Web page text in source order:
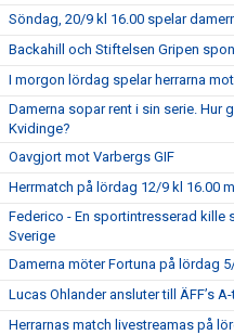
Söndag, 20/9 kl 16.00 spelar
Backahill och Stiftelsen Gripen
I morgon lördag spelar herrarna
Damerna sopar rent i sin serie. Hur
Kvidinge?
Oavgjort mot Varbergs GIF
Herrmatch på lördag 12/9 kl 16.00
Federico - En sportintresserad kille
Sverige
Damerna möter Fortuna på lördag
Lucas Ohlander ansluter till ÄFF’s
Herrarnas match livestreamas på